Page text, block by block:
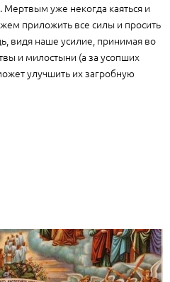
уже некогда каяться и
приложить все силы и просить
видя наше усилие, принимая во
и милостыни (а за усопших
улучшить их загробную